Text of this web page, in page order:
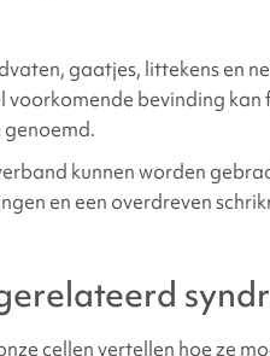
gaatjes, littekens en
voorkomende bevinding
kunnen worden
en een overdreven
cellen vertellen hoe ze